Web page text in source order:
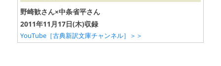
野崎歓さん×中条省平さん
2011年11月17日(木)収録
YouTube［古典新訳文庫チャンネル］＞＞